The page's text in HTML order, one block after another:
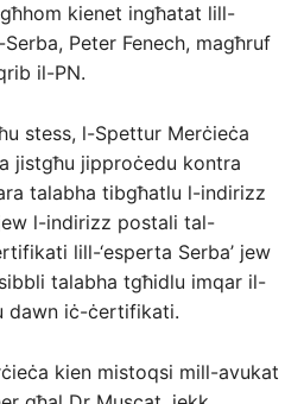
kienet ingħatat lill-
Peter Fenech, magħruf
il-PN.
stess, l-Spettur Merċieċa
jistgħu jipproċedu kontra
talabha tibgħatlu l-indirizz
l-indirizz postali tal-
lill-‘esperta Serba’ jew
talabha tgħidlu imqar il-
dawn iċ-ċertifikati.
kien mistoqsi mill-avukat